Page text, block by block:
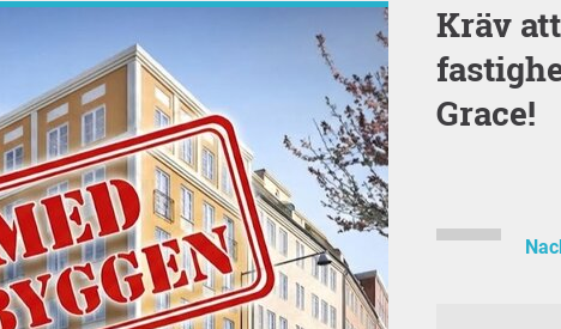
Kräv att Riksbyggen byts ut som
Grace!